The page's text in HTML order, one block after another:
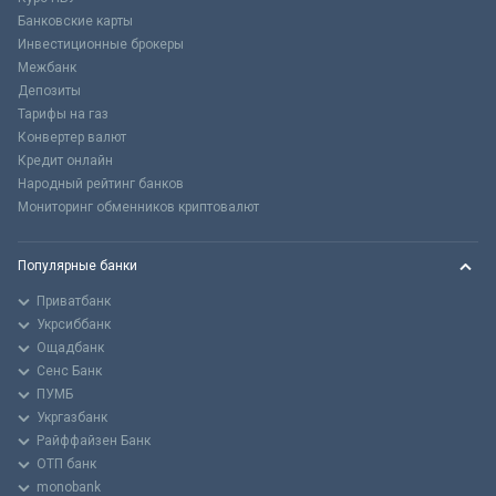
Банковские карты
Инвестиционные брокеры
Межбанк
Депозиты
Тарифы на газ
Конвертер валют
Кредит онлайн
Народный рейтинг банков
Мониторинг обменников криптовалют
Популярные банки
Приватбанк
Укрсиббанк
Ощадбанк
Сенс Банк
ПУМБ
Укргазбанк
Райффайзен Банк
ОТП банк
monobank